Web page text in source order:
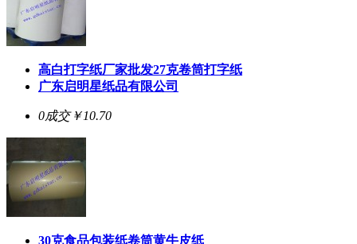
高白打字纸厂家批发27克卷筒打字纸
广东启明星纸品有限公司
0成交￥10.70
30克食品包装纸卷筒黄牛皮纸